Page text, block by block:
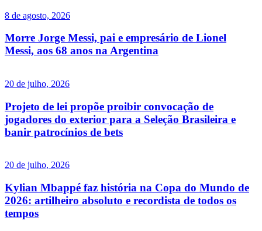
8 de agosto, 2026
Morre Jorge Messi, pai e empresário de Lionel
Messi, aos 68 anos na Argentina
20 de julho, 2026
Projeto de lei propõe proibir convocação de
jogadores do exterior para a Seleção Brasileira e
banir patrocínios de bets
20 de julho, 2026
Kylian Mbappé faz história na Copa do Mundo de
2026: artilheiro absoluto e recordista de todos os
tempos